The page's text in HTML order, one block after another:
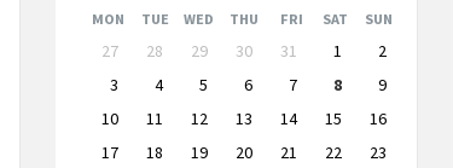
Month
Month
MON TUE WED THU FRI SAT SUN
Skip
calendar
days
27 28 29 30 31 1
2
3
4 5 6 7 8
9
10
11 12 13 14 15
16
17
18 19 20 21 22
23